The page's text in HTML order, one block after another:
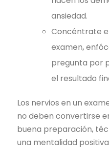
ansiedad.
Concéntrate
examen,
pregunta por
el resultado
Los nervios en un
no deben convertirse
buena preparación,
una mentalidad